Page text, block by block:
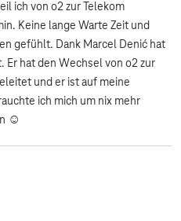
ich von o2 zur Telekom
Keine lange Warte Zeit und
gefühlt. Dank Marcel Denić hat
hat den Wechsel von o2 zur
und er ist auf meine
ich mich um nix mehr
☺️